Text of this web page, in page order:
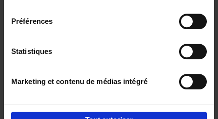
Préférences
Statistiques
Marketing et contenu de médias intégré
Service clients
Droit de retour
Part ofLannoo Publishing Group